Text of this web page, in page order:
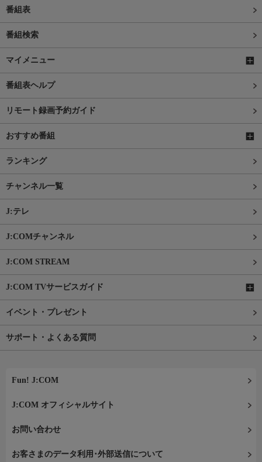
番組表
番組検索
マイメニュー
番組表ヘルプ
リモート録画予約ガイド
おすすめ番組
ランキング
チャンネル一覧
J:テレ
J:COMチャンネル
J:COM STREAM
J:COM TVサービスガイド
イベント・プレゼント
サポート・よくある質問
Fun! J:COM
J:COM オフィシャルサイト
お問い合わせ
お客さまのデータ利用･外部送信について